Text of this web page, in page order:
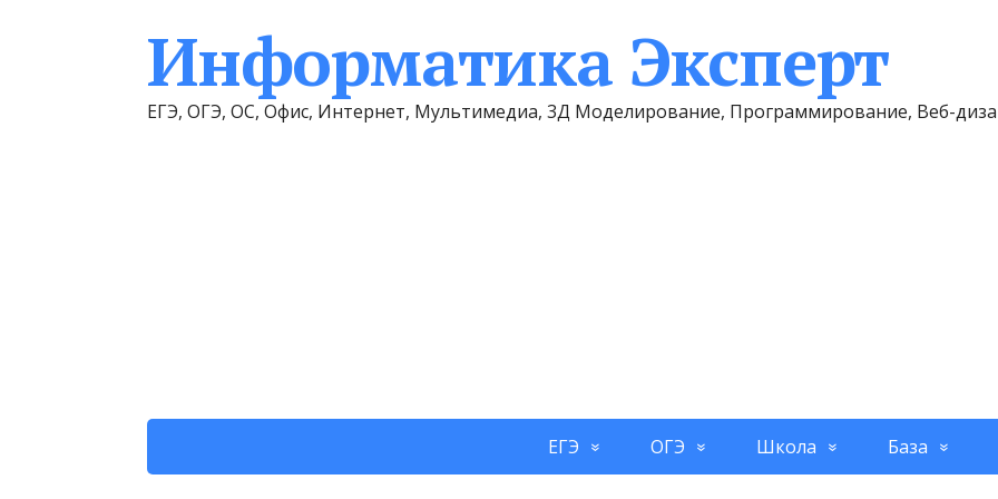
Информатика Эксперт
ЕГЭ, ОГЭ, ОС, Офис, Интернет, Мультимедиа, 3Д Моделирование, Программирование, Веб-
ЕГЭ ОГЭ Школа База